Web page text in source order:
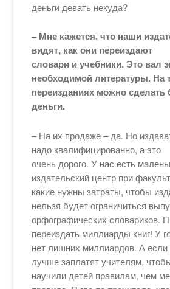
деньги девать некуда?
– Мне кажется, что наши
видят, как они переиздают
словари и учебники. Это вал
необходимой литературы. На
переизданиях можно
деньги.
– На их продаже – да. Но
надо квалифицированно, а это
очень дорого. У нас есть
издательский центр при
какие нужны затраты, чтобы
нельзя будет ограничиться
орфографических словариков.
переиздать миллиарды книг! У
нет лишних миллиардов. А если
лучше заплатят учителям,
научили детей правилам, чем